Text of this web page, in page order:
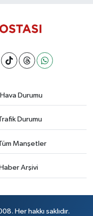
Hava Durumu
Durumu
Manşetler
Haber Arşivi
Her hakkı saklıdır.